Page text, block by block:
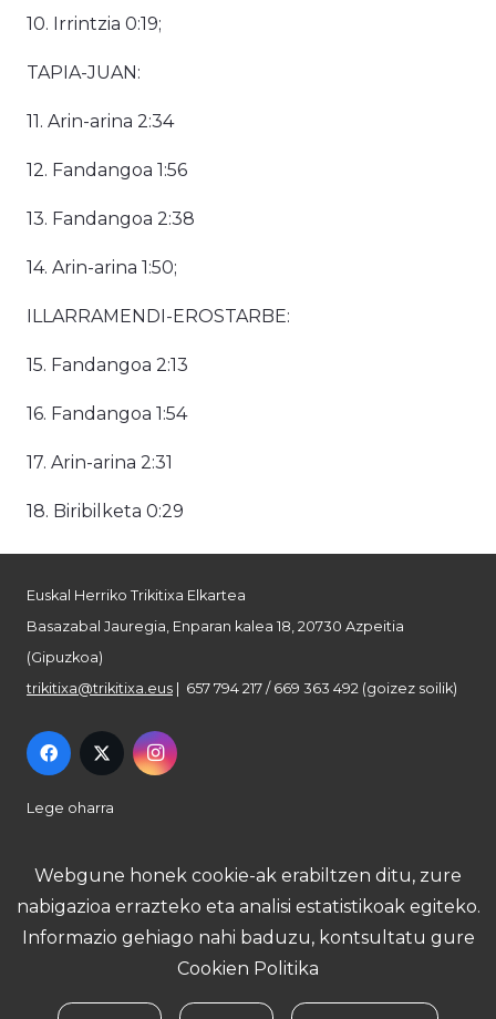
10. Irrintzia 0:19;
TAPIA-JUAN:
11. Arin-arina 2:34
12. Fandangoa 1:56
13. Fandangoa 2:38
14. Arin-arina 1:50;
ILLARRAMENDI-EROSTARBE:
15. Fandangoa 2:13
16. Fandangoa 1:54
17. Arin-arina 2:31
18. Biribilketa 0:29
Euskal Herriko Trikitixa Elkartea
Basazabal Jauregia, Enparan kalea 18, 20730 Azpeitia
(Gipuzkoa)
trikitixa@trikitixa.eus | 657 794 217 / 669 363 492 (goizez soilik)
Lege oharra
Pribatutasun politika
Webgune honek cookie-ak erabiltzen ditu, zure
nabigazioa errazteko eta analisi estatistikoak egiteko.
Informazio gehiago nahi baduzu, kontsultatu gure
Cookien Politika